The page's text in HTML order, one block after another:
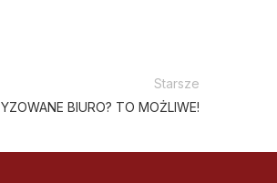
Starsze
BIURO? TO MOŻLIWE!